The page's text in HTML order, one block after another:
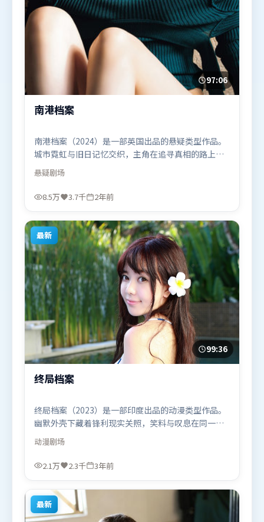
97:06
南港档案
南港档案（2024）是一部英国出品的悬疑类型作品。
城市霓虹与旧日记忆交织，主角在追寻真相的路上不
断付出代价。人物关系网复杂却不凌乱，每场对手戏
都推动信息增量。由詹姆斯·卡梅隆执导，宋康昊、
托尼·贾、汤姆·哈迪，李政宰、雷佳音等联袂出
上线，适合喜欢悬疑题材的观众观看。
悬疑剧场
8.5万 3.7千 2年前
最新
99:36
终局档案
终局档案（2023）是一部印度出品的动漫类型作品。
幽默外壳下藏着锋利现实关照，笑料与叹息在同一场
景里并存。摄影与美术共同营造出强烈地域气质，增
强沉浸感。由王家卫执导，雷佳音、白宇、段奕宏，
张家辉、周冬雨等联袂出演。影片于2023年7月7日
观众观看。
动漫剧场
2.1万 2.3千 3年前
最新